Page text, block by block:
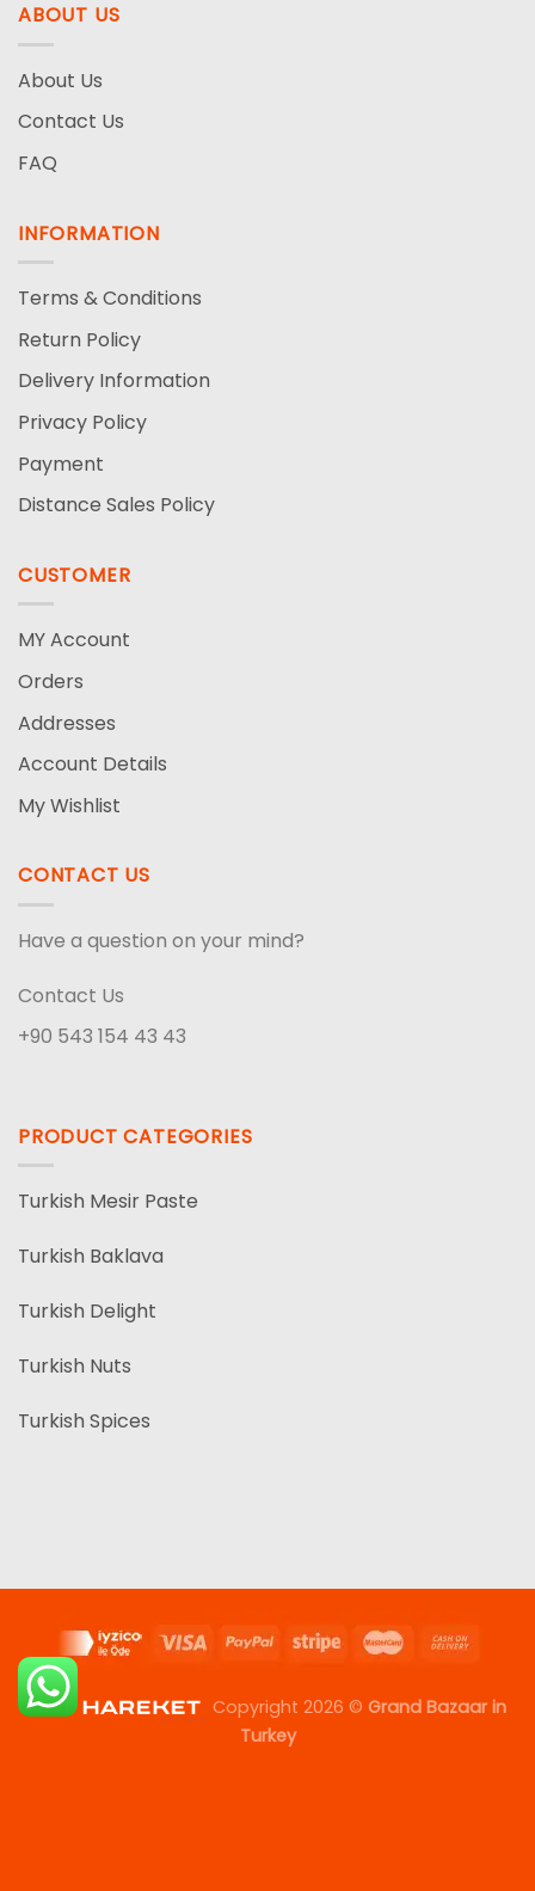
ABOUT US
About Us
Contact Us
FAQ
INFORMATION
Terms & Conditions
Return Policy
Delivery Information
Privacy Policy
Payment
Distance Sales Policy
CUSTOMER
MY Account
Orders
Addresses
Account Details
My Wishlist
CONTACT US
Have a question on your mind?
Contact Us
+90 543 154 43 43
PRODUCT CATEGORIES
Turkish Mesir Paste
Turkish Baklava
Turkish Delight
Turkish Nuts
Turkish Spices
Copyright 2026 © Grand Bazaar in
Turkey